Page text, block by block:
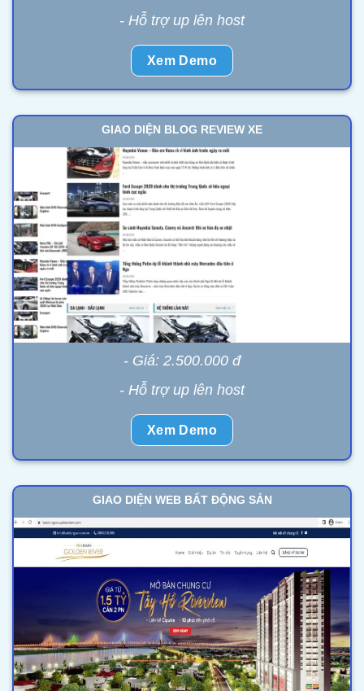
- Hỗ trợ up lên host
Xem Demo
GIAO DIỆN BLOG REVIEW XE
- Giá: 2.500.000 đ
- Hỗ trợ up lên host
Xem Demo
GIAO DIỆN WEB BẤT ĐỘNG SẢN